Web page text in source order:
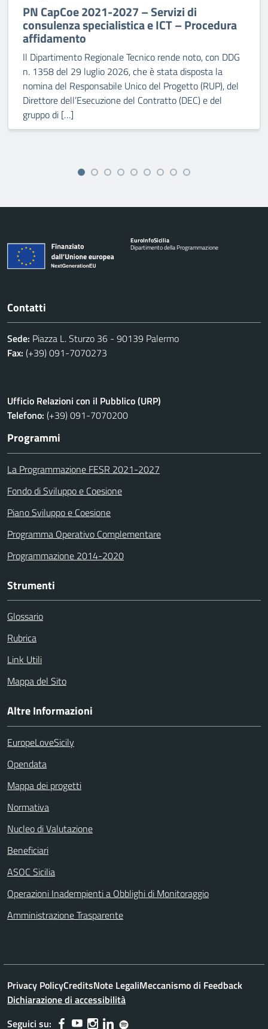
PN CapCoe 2021-2027 – Servizi di
consulenza specialistica e ICT – Procedura
affidamento
Il Dipartimento Regionale Tecnico rende noto, con DDG
n. 1358 del 29 luglio 2026, che è stata disposta la
nomina del Responsabile Unico del Progetto (RUP), del
Direttore dell’Esecuzione del Contratto (DEC) e del
gruppo di […]
EuroInfoSicilia
Dipartimento della Programmazione
Contatti
Sede: Piazza L. Sturzo 36 - 90139 Palermo
Fax: (+39) 091-7070273
Ufficio Relazioni con il Pubblico (URP)
Telefono: (+39) 091-7070200
Programmi
La Programmazione FESR 2021-2027
Fondo di Sviluppo e Coesione
Piano Sviluppo e Coesione
Programma Operativo Complementare
Programmazione 2014-2020
Strumenti
Glossario
Rubrica
Link Utili
Mappa del Sito
Altre Informazioni
EuropeLoveSicily
Opendata
Mappa dei progetti
Normativa
Nucleo di Valutazione
Beneficiari
ASOC Sicilia
Operazioni Inadempienti a Obblighi di Monitoraggio
Amministrazione Trasparente
Privacy PolicyCreditsNote LegaliMeccanismo di Feedback
Dichiarazione di accessibilità
Seguici su: